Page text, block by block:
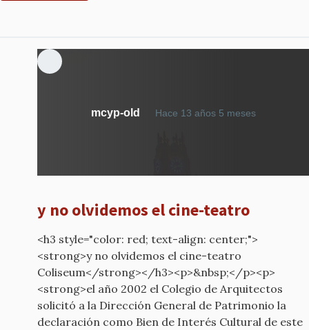
mcyp-old Hace 13 años 5 meses
y no olvidemos el cine-teatro
<h3 style="color: red; text-align: center;">
<strong>y no olvidemos el cine-teatro
Coliseum</strong></h3><p>&nbsp;</p><p>
<strong>el año 2002 el Colegio de Arquitectos
solicitó a la Dirección General de Patrimonio ​la
declaración como Bien de Interés Cultural de este